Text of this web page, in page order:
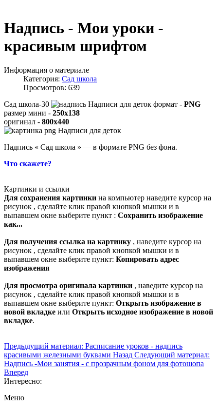
Надпись - Мои уроки -
красивым шрифтом
Информация о материале
Категория: Сад школа
Просмотров: 639
Сад школа-30
формат - PNG
размер мини - 250x138
оригинал - 800x440
Надпись « Сад школа » — в формате PNG без фона.
Что скажете?
Картинки и ссылки
Для сохранения картинки на компьютер наведите курсор на
рисунок , сделайте клик правой кнопкой мышки и в
выпавшем окне выберите пункт : Сохранить изображение
как...
Для получения ссылка на картинку , наведите курсор на
рисунок , сделайте клик правой кнопкой мышки и в
выпавшем окне выберите пункт: Копировать адрес
изображения
Для просмотра оригинала картинки , наведите курсор на
рисунок , сделайте клик правой кнопкой мышки и в
выпавшем окне выберите пункт: Открыть изображение в
новой вкладке или Открыть исходное изображение в новой
вкладке.
Предыдущий материал: Расписание уроков - надпись
красивыми железными буквами Назад Следующий материал:
Надпись -Мои занятия - с прозрачным фоном для фотошопа
Вперед
Интересно:
Меню